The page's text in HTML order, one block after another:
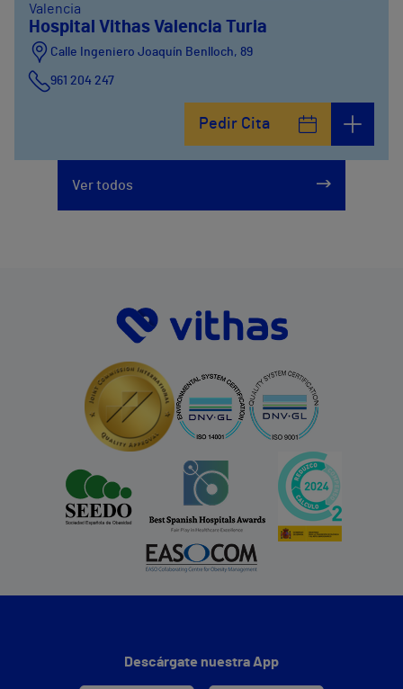
Valencia
Hospital Vithas Valencia Turia
Calle Ingeniero Joaquín Benlloch, 89
961 204 247
Pedir Cita
Ver todos
Descárgate nuestra App